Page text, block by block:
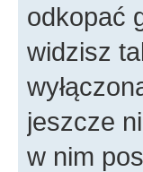
odkopać
widzisz
jeszcze
w nim